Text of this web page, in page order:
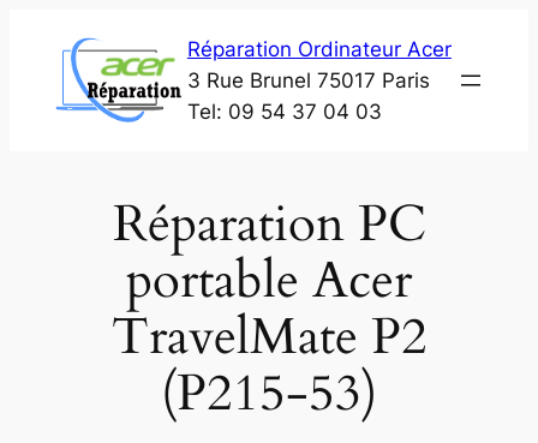
contenu
Réparation Ordinateur Acer
3 Rue Brunel 75017 Paris
Tel: 09 54 37 04 03
Réparation PC
portable Acer
TravelMate P2
(P215-53)